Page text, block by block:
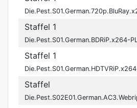
Staffel 1
Die.Pest.S01.German.BDRiP.x264-
Staffel 1
Staffel